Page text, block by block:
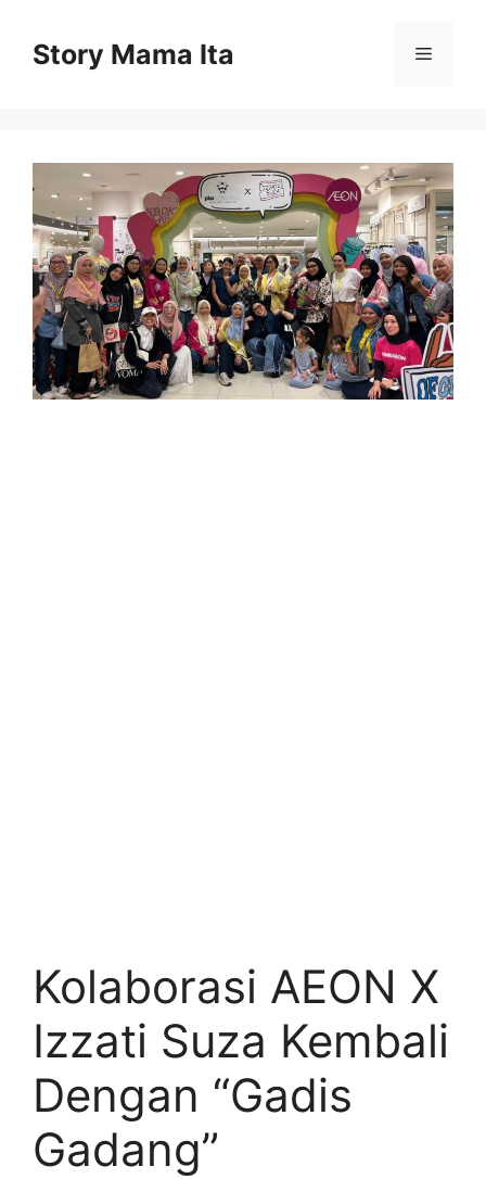
contentStory Mama Ita Menu
Kolaborasi AEON X
Izzati Suza Kembali
Dengan “Gadis
Gadang”